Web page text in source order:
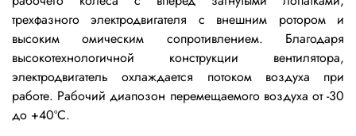
трехфазного электродвигателя с внешним ротором и
высоким омическим сопротивлением. Благодаря
высокотехнологичной конструкции вентилятора,
электродвигатель охлаждается потоком воздуха при
работе. Рабочий диапозон перемещаемого воздуха от -30
до +40ºС.